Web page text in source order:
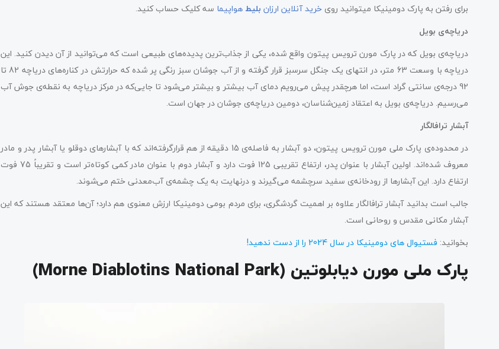
برای رفتن به پارک دومینیکا میتوانید روی خرید آنلاین ارزان بلیط هواپیما سه کلیک حساب کنید.
دریاچه‌ی بویل
دریاچه‌ی بویل که در پارک مورن ترویس پیتون واقع شده، یکی از جذاب‌ترین پدیده‌های طبیعی است که می‌توانید از آن دیدن کنید. این
دریاچه با وسعت 63 متر، در انتهای یک جنگل سرسبز قرار گرفته و از آب جوشان سبز رنگی پر شده که حرارتش در کناره‌های دریاچه 82 تا
92 درجه‌ی سانتی گراد است، اما هرچقدر پیش می‌رویم دمای آب بیشتر و بیشتر می‌شود تا جایی‌که در مرکز دریاچه به نقطه‌ی جوش آب
می‌رسیم. دریاچه‌ی بویل به اعتقاد زمین‌شناسان، دومین دریاچه‌ی جوشان در جهان است.
آبشار ترافالگار
در محدوده‌ی پارک ملی مورن ترویس پیتون، دو آبشار به فاصله‌ی 15 دقیقه از هم قرارگرفته‌اند که با آبشارهای دوقلو یا آبشار پدر و مادر
معروف شده‌اند. اولین آبشار با عنوان پدر، ارتفاع تقریبی 125 فوت دارد و آبشار دوم با عنوان مادر کمی کوتاه‌تر است و تقریباً 75 فوت
ارتفاع دارد. این آبشارها از رودخانه‌ی سفید سرچشمه می‌گیرند و درنهایت به یک چشمه‌ی آب‌معدنی ختم می‌شوند.
جالب است بدانید آبشار ترافالگار علاوه بر اهمیت گردشگری، برای مردم بومی دومینیکا ارزش معنوی هم دارد؛ آن‌ها معتقد هستند که این
آبشار مکانی مقدس و روحانی است.
بخوانید: فستیوال‌ های دومینیکا در سال 2024 را از دست ندهید!
پارک ملی مورن دیابلوتین (Morne Diablotins National Park)